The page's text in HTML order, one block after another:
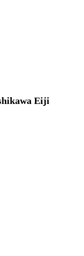
Eiji